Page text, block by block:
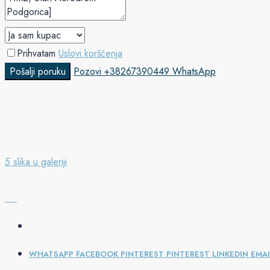
Prihvatam Uslovi koršćenja
Pošalji poruku
Pozovi +38267390449 WhatsApp
5 slika u galeriji
WHATSAPP FACEBOOK PINTEREST PINTEREST LINKEDIN